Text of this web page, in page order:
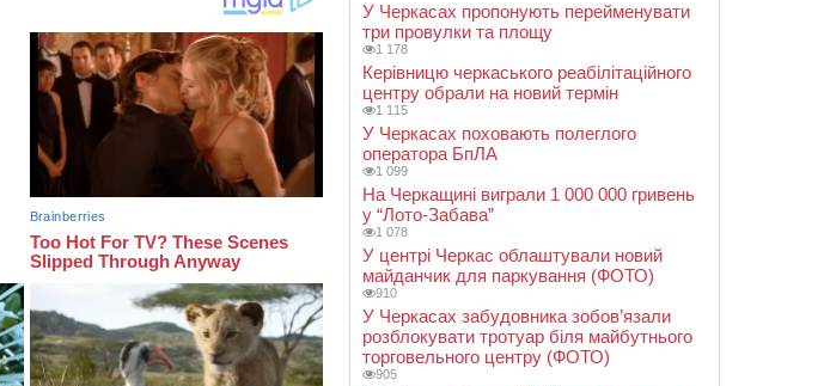
У Черкасах пропонують перейменувати
три провулки та площу
1 178
Керівницю черкаського реабілітаційного
центру обрали на новий термін
1 115
У Черкасах поховають полеглого
оператора БпЛА
1 099
На Черкащині виграли 1 000 000 гривень
у “Лото-Забава”
1 078
У центрі Черкас облаштували новий
майданчик для паркування (ФОТО)
910
У Черкасах забудовника зобов’язали
розблокувати тротуар біля майбутнього
торговельного центру (ФОТО)
905